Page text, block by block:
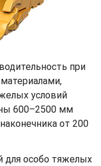
при
условий
600–2500 мм
от 200
особо тяжелых